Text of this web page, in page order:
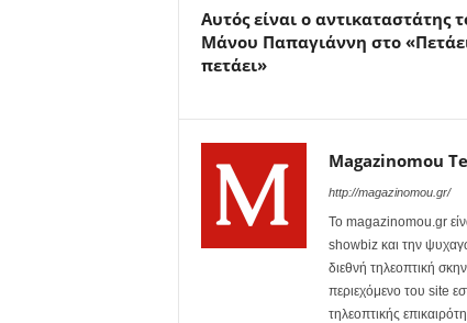
Αυτός είναι ο αντικαταστάτης
Μάνου Παπαγιάννη στο
πετάει»
Magazinomou
http://magazinomou.gr/
Το magazinomou.gr
showbiz και την
διεθνή τηλεοπτική
περιεχόμενο του site
τηλεοπτικής